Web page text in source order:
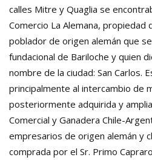
calles Mitre y Quaglia se
Comercio La Alemana, propiedad
poblador de origen alemán que
fundacional de Bariloche y quien
nombre de la ciudad: San Carlos.
principalmente al intercambio de
posteriormente adquirida y
Comercial y Ganadera Chile-
empresarios de origen alemán y
comprada por el Sr. Primo